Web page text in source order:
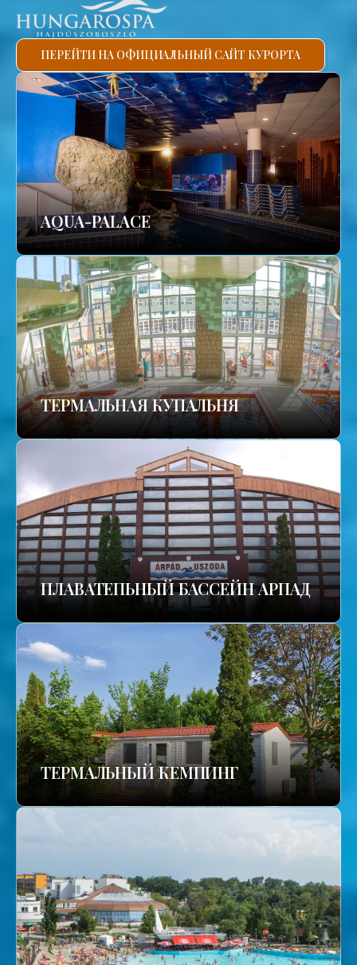
ПЕРЕЙТИ НА ОФИЦИАЛЬНЫЙ САЙТ КУРОРТА
AQUA-PALACE
TЕРМАЛЬНАЯ КУПАЛЬНЯ
ПЛАВАТЕПЬНЫЙ БАССЕЙН АРПАД
ТЕРМАЛЬНЫЙ КЕМПИНГ